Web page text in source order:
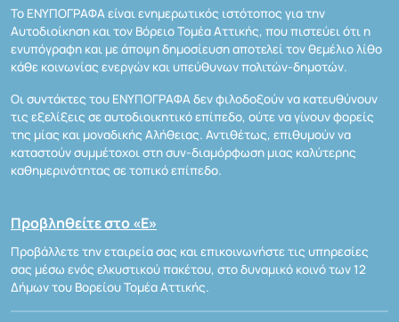
Το ΕΝΥΠΟΓΡΑΦΑ είναι ενημερωτικός ιστότοπος για την
Αυτοδιοίκηση και τον Βόρειο Τομέα Αττικής, που πιστεύει ότι η
ενυπόγραφη και με άποψη δημοσίευση αποτελεί τον θεμέλιο λίθο
κάθε κοινωνίας ενεργών και υπεύθυνων πολιτών-δημοτών.
Οι συντάκτες του ΕΝΥΠΟΓΡΑΦΑ δεν φιλοδοξούν να κατευθύνουν
τις εξελίξεις σε αυτοδιοικητικό επίπεδο, ούτε να γίνουν φορείς
της μίας και μοναδικής Αλήθειας. Αντιθέτως, επιθυμούν να
καταστούν συμμέτοχοι στη συν-διαμόρφωση μιας καλύτερης
καθημερινότητας σε τοπικό επίπεδο.
Προβληθείτε στο «Ε»
Προβάλλετε την εταιρεία σας και επικοινωνήστε τις υπηρεσίες
σας μέσω ενός ελκυστικού πακέτου, στο δυναμικό κοινό των 12
Δήμων του Βορείου Τομέα Αττικής.